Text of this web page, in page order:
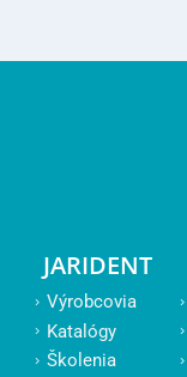
JARIDENT
Výrobcovia
Katalógy
Školenia